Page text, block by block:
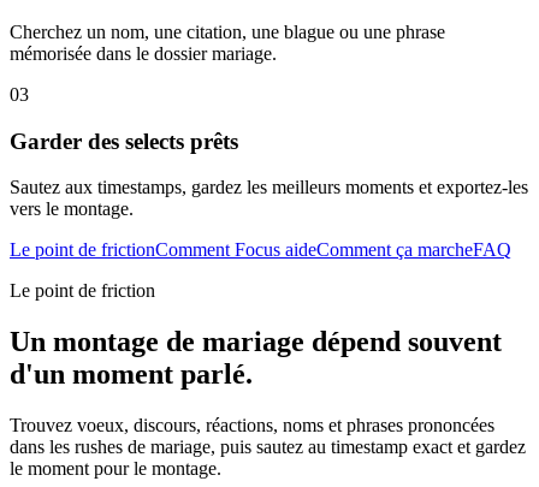
Cherchez un nom, une citation, une blague ou une phrase
mémorisée dans le dossier mariage.
03
Garder des selects prêts
Sautez aux timestamps, gardez les meilleurs moments et exportez-les
vers le montage.
Le point de frictionComment Focus aideComment ça marcheFAQ
Le point de friction
Un montage de mariage dépend souvent
d'un moment parlé.
Trouvez voeux, discours, réactions, noms et phrases prononcées
dans les rushes de mariage, puis sautez au timestamp exact et gardez
le moment pour le montage.